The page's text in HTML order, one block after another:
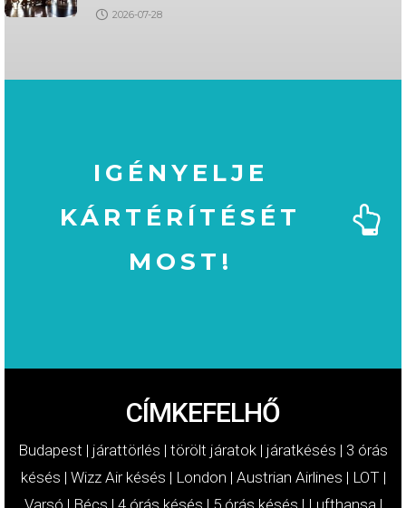
2026-07-28
IGÉNYELJE
KÁRTÉRÍTÉSÉT
MOST!
CÍMKEFELHŐ
Budapest | járattörlés | törölt járatok | járatkésés | 3 órás
késés | Wizz Air késés | London | Austrian Airlines | LOT|
Varsó | Bécs | 4 órás késés | 5 órás késés | Lufthansa |